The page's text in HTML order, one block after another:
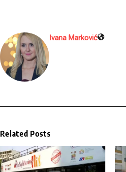
Ivana Marković
Related Posts